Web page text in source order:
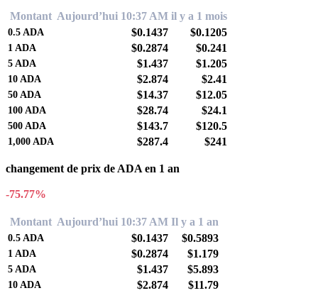
Montant Aujourd’hui 10:37 AM il y a 1 mois
0.5 ADA $0.1437 $0.1205
1 ADA $0.2874 $0.241
5 ADA $1.437 $1.205
10 ADA $2.874 $2.41
50 ADA $14.37 $12.05
100 ADA $28.74 $24.1
500 ADA $143.7 $120.5
1,000 ADA $287.4 $241
changement de prix de ADA en 1 an
-75.77%
Montant Aujourd’hui 10:37 AM Il y a 1 an
0.5 ADA $0.1437 $0.5893
1 ADA $0.2874 $1.179
5 ADA $1.437 $5.893
10 ADA $2.874 $11.79